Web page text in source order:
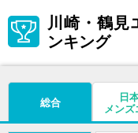
川崎・鶴見
ンキング
総合 日
メン